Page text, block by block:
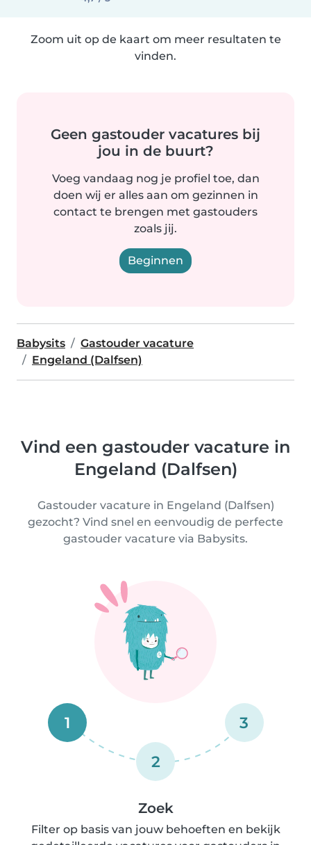
Zoom uit op de kaart om meer resultaten te
vinden.
Geen gastouder vacatures bij
jou in de buurt?
Voeg vandaag nog je profiel toe, dan
doen wij er alles aan om gezinnen in
contact te brengen met gastouders
zoals jij.
Beginnen
Babysits
Gastouder vacature
Engeland (Dalfsen)
Vind een gastouder vacature in
Engeland (Dalfsen)
Gastouder vacature in Engeland (Dalfsen)
gezocht? Vind snel en eenvoudig de perfecte
gastouder vacature via Babysits.
1
2
3
Zoek
Filter op basis van jouw behoeften en bekijk